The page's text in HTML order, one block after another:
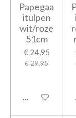
Papegaa
itulpen
wit/roze
51cm
€ 24,95
€ 29,95
Houd mij op de